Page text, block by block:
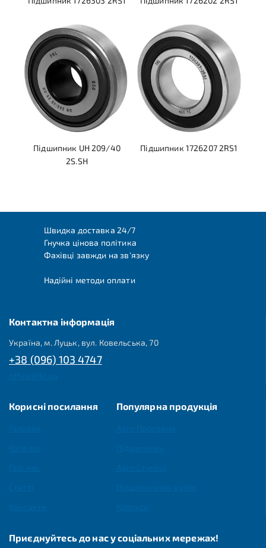
Підшипник UH 209/40
2S.SH
Підшипник 1726207 2RS1
Швидка доставка 24/7
Гнучка цінова політика
Фахівці завжди на зв'язку
Надійні методи оплати
Контактна інформація
Україна, м. Луцьк, вул. Ковельська, 70
+38 (096) 103 4747
Корисні посилання Популярна продукція
Приєднуйтесь до нас у соціальних мережах!